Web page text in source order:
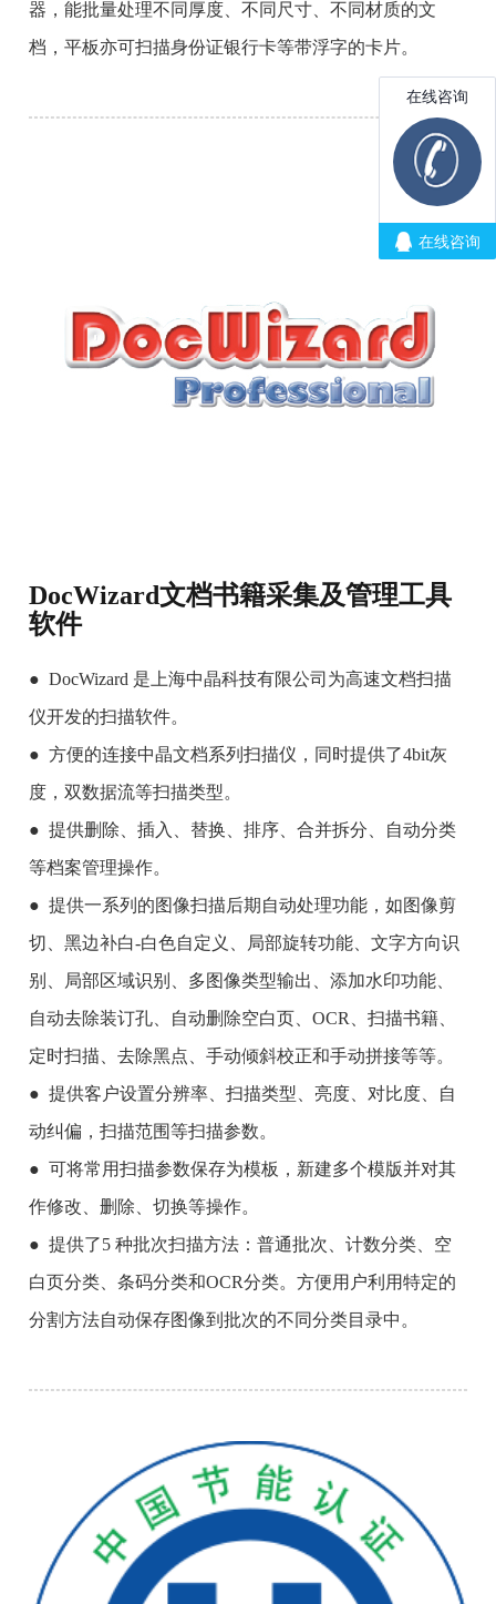
器，能批量处理不同厚度、不同尺寸、不同材质的文
档，平板亦可扫描身份证银行卡等带浮字的卡片。
DocWizard文档书籍采集及管理工具
软件
● DocWizard 是上海中晶科技有限公司为高速文档扫描
仪开发的扫描软件。
● 方便的连接中晶文档系列扫描仪，同时提供了4bit灰
度，双数据流等扫描类型。
● 提供删除、插入、替换、排序、合并拆分、自动分类
等档案管理操作。
● 提供一系列的图像扫描后期自动处理功能，如图像剪
切、黑边补白-白色自定义、局部旋转功能、文字方向识
别、局部区域识别、多图像类型输出、添加水印功能、
自动去除装订孔、自动删除空白页、OCR、扫描书籍、
定时扫描、去除黑点、手动倾斜校正和手动拼接等等。
● 提供客户设置分辨率、扫描类型、亮度、对比度、自
动纠偏，扫描范围等扫描参数。
● 可将常用扫描参数保存为模板，新建多个模版并对其
作修改、删除、切换等操作。
● 提供了5 种批次扫描方法：普通批次、计数分类、空
白页分类、条码分类和OCR分类。方便用户利用特定的
分割方法自动保存图像到批次的不同分类目录中。